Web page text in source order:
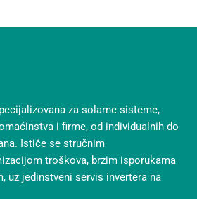
za solarne sisteme,
i firme, od individualnih do
Ističe se stručnim
troškova, brzim isporukama
uz jedinstveni servis invertera na